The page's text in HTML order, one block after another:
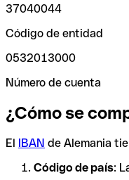
37040044
Código de entidad
0532013000
Número de cuenta
¿Cómo se
El IBAN de Alemania
Código de país: